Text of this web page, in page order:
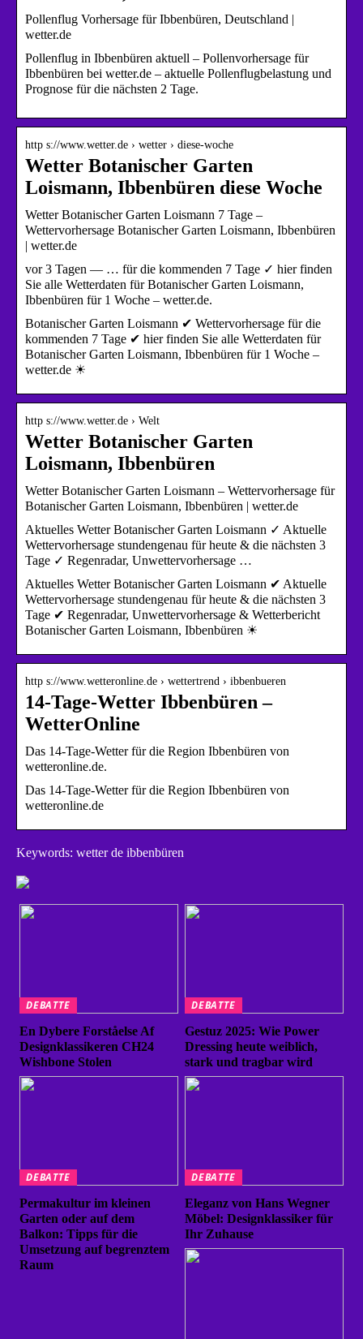
Pollenflug Vorhersage für Ibbenbüren, Deutschland |
wetter.de
Pollenflug in Ibbenbüren aktuell – Pollenvorhersage für
Ibbenbüren bei wetter.de – aktuelle Pollenflugbelastung und
Prognose für die nächsten 2 Tage.
http s://www.wetter.de › wetter › diese-woche
Wetter Botanischer Garten
Loismann, Ibbenbüren diese Woche
Wetter Botanischer Garten Loismann 7 Tage –
Wettervorhersage Botanischer Garten Loismann, Ibbenbüren
| wetter.de
vor 3 Tagen — … für die kommenden 7 Tage ✓ hier finden
Sie alle Wetterdaten für Botanischer Garten Loismann,
Ibbenbüren für 1 Woche – wetter.de.
Botanischer Garten Loismann ✔ Wettervorhersage für die
kommenden 7 Tage ✔ hier finden Sie alle Wetterdaten für
Botanischer Garten Loismann, Ibbenbüren für 1 Woche –
wetter.de ☀
http s://www.wetter.de › Welt
Wetter Botanischer Garten
Loismann, Ibbenbüren
Wetter Botanischer Garten Loismann – Wettervorhersage für
Botanischer Garten Loismann, Ibbenbüren | wetter.de
Aktuelles Wetter Botanischer Garten Loismann ✓ Aktuelle
Wettervorhersage stundengenau für heute & die nächsten 3
Tage ✓ Regenradar, Unwettervorhersage …
Aktuelles Wetter Botanischer Garten Loismann ✔ Aktuelle
Wettervorhersage stundengenau für heute & die nächsten 3
Tage ✔ Regenradar, Unwettervorhersage & Wetterbericht
Botanischer Garten Loismann, Ibbenbüren ☀
http s://www.wetteronline.de › wettertrend › ibbenbueren
14-Tage-Wetter Ibbenbüren –
WetterOnline
Das 14-Tage-Wetter für die Region Ibbenbüren von
wetteronline.de.
Das 14-Tage-Wetter für die Region Ibbenbüren von
wetteronline.de
Keywords: wetter de ibbenbüren
DEBATTE
En Dybere Forståelse Af
Designklassikeren CH24
Wishbone Stolen
DEBATTE
Gestuz 2025: Wie Power
Dressing heute weiblich,
stark und tragbar wird
DEBATTE
Permakultur im kleinen
Garten oder auf dem
Balkon: Tipps für die
Umsetzung auf begrenztem
Raum
DEBATTE
Eleganz von Hans Wegner
Möbel: Designklassiker für
Ihr Zuhause